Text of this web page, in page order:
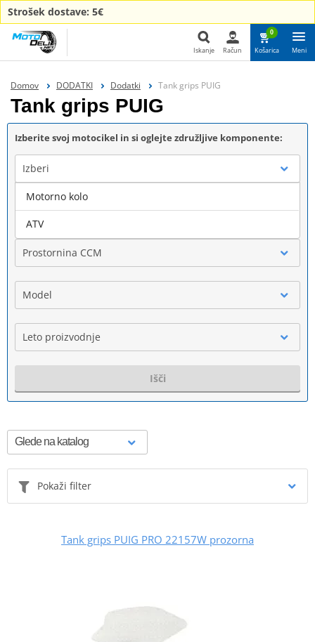
Strošek dostave: 5€
Iskanje Račun
0
Košarica Meni
Domov DODATKI Dodatki Tank grips PUIG
Tank grips PUIG
Izberite svoj motocikel in si oglejte združljive komponente:
Izberi
Blagovna znamka
Prostornina CCM
Model
Leto proizvodnje
Išči
Pokaži filter
Tank grips PUIG PRO 22157W prozorna
Motorno kolo
ATV